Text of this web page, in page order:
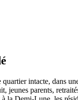
intacte, dans
jeunes parents,